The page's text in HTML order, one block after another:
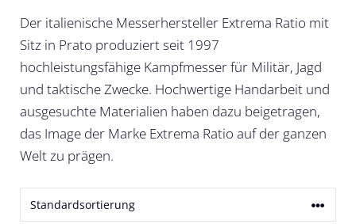
Der italienische Messerhersteller Extrema Ratio mit
Sitz in Prato produziert seit 1997
hochleistungsfähige Kampfmesser für Militär, Jagd
und taktische Zwecke. Hochwertige Handarbeit und
ausgesuchte Materialien haben dazu beigetragen,
das Image der Marke Extrema Ratio auf der ganzen
Welt zu prägen.